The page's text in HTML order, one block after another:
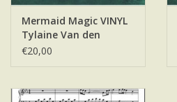
Mermaid Magic VINYL
Tylaine Van den
Broeck
€20,00